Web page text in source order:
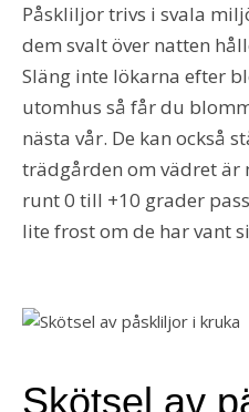
Påskliljor trivs i svala
dem svalt över natten
Släng inte lökarna efter
utomhus så får du
nästa vår. De kan också
trädgården om vädret är
runt 0 till +10 grader
lite frost om de har vant
Skötsel av